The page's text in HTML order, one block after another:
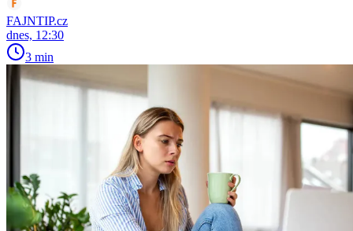
FAJNTIP.cz
dnes, 12:30
3 min